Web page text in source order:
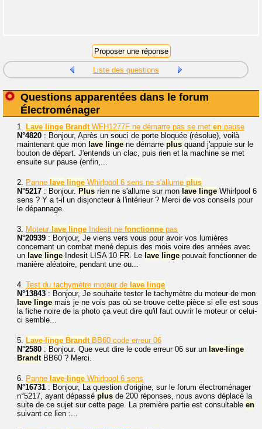
Liste des questions
Questions apparentées dans le forum
Électroménager
1. Lave linge BrandtWFH1277F ne démarre pas se met en pause
N°4820 : Bonjour, Après un souci de porte bloquée (résolue), voilà
maintenant que mon lave linge ne démarre plus quand j'appuie sur le
bouton de départ. J'entends un clac, puis rien et la machine se met
ensuite sur pause (enfin,...
2. Panne lave linge Whirlpool 6 sens ne s'allume plus
N°5217 : Bonjour. Plus rien ne s'allume sur mon lave linge Whirlpool 6
sens ? Y a t-il un disjoncteur à l'intérieur ? Merci de vos conseils pour
le dépannage.
3. Moteur lave linge Indesit ne fonctionne pas
N°20939 : Bonjour, Je viens vers vous pour avoir vos lumières
concernant un combat mené depuis des mois voire des années avec
un lave linge Indesit LISA 10 FR. Le lave linge pouvait fonctionner de
manière aléatoire, pendant une ou...
4. Test du tachymètre moteur de lave linge
N°13843 : Bonjour, Je souhaite tester le tachymètre du moteur de mon
lave linge mais je ne vois pas où se trouve cette pièce si elle est sous
la fiche noire de la photo ça veut dire qu'il faut ouvrir le moteur or celui-
ci semble...
5. Lave- linge BrandtBB60 code erreur 06
N°2580 : Bonjour. Que veut dire le code erreur 06 sur un lave- linge
BrandtBB60 ? Merci.
6. Panne lave- linge Whirlpool 6 sens
N°16731 : Bonjour, La question d'origine, sur le forum électroménager
n°5217, ayant dépassé plus de 200 réponses, nous avons déplacé la
suite de ce sujet sur cette page. La première partie est consultable en
suivant ce lien :...